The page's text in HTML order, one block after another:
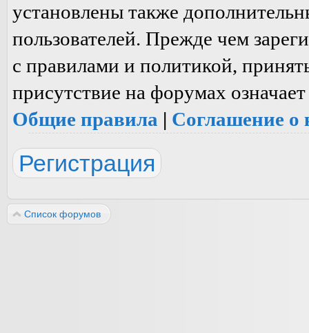
установлены также
пользователей. Прежде чем
с правилами и политикой,
присутствие на форумах
Общие правила | Соглашение о
Регистрация
Список форумов